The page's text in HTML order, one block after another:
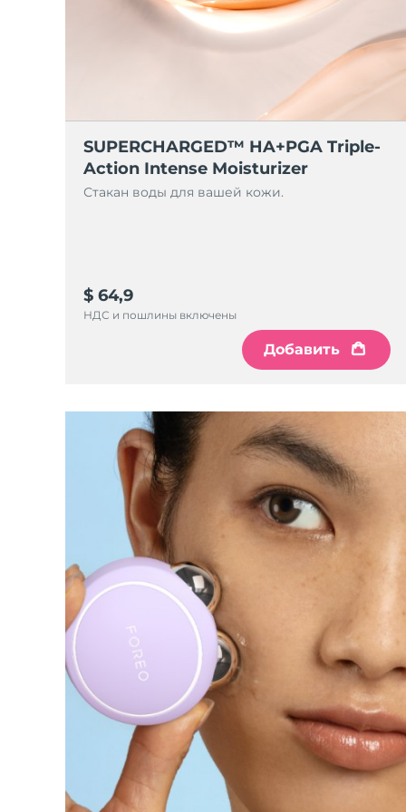
SUPERCHARGED™ HA+PGA Triple-
Action Intense Moisturizer
Стакан воды для вашей кожи.
$ 64,9
НДС и пошлины включены
Добавить